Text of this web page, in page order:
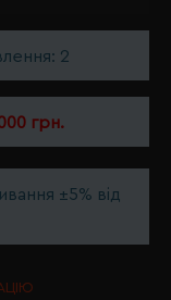
2
грн.
±5% від